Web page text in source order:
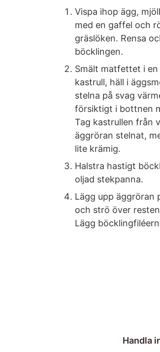
Vispa ihop ägg,
med en gaffel och
gräslöken. Rensa
böcklingen.
Smält matfettet i
kastrull, häll i
stelna på svag
försiktigt i bottnen
Tag kastrullen från
äggröran stelnat,
lite krämig.
Halstra hastigt
oljad stekpanna.
Lägg upp äggröran
och strö över
Lägg
Handla